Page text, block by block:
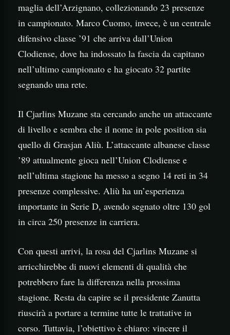
maglia dell’Arzignano, collezionando 23 presenze
in campionato. Marco Cuomo, invece, è un centrale
difensivo classe ’91 che arriva dall’Union
Clodiense, dove ha indossato la fascia da capitano
nell’ultimo campionato e ha giocato 32 partite
segnando una rete.
Il Cjarlins Muzane sta cercando anche un attaccante
di livello e sembra che il nome in pole position sia
quello di Grasjan Aliù. L’attaccante albanese classe
’89 attualmente gioca nell’Union Clodiense e
nell’ultima stagione ha messo a segno 14 reti in 34
presenze complessive. Aliù ha un’esperienza
importante in Serie D, avendo segnato oltre 130 gol
in circa 250 presenze in carriera.
Con questi arrivi, la rosa del Cjarlins Muzane si
arricchirebbe di nuovi elementi di qualità che
potrebbero fare la differenza nella prossima
stagione. Resta da capire se il presidente Zanutta
riuscirà a portare a termine tutte le trattative in
corso. Tuttavia, l’obiettivo è chiaro: vincere il